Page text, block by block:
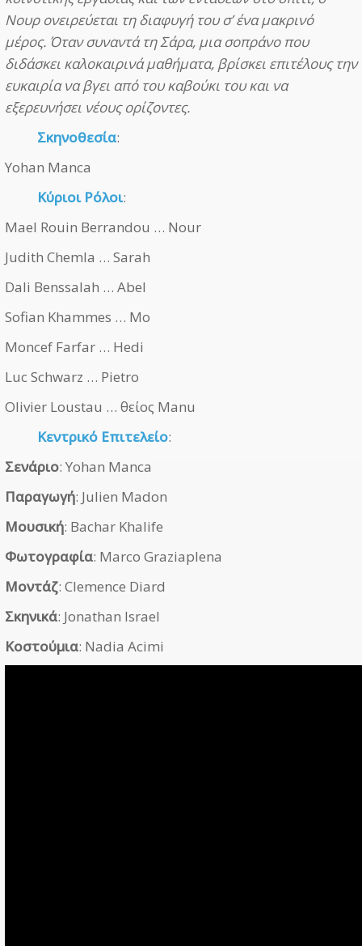
Νουρ ονειρεύεται τη διαφυγή του σ’ ένα μακρινό
μέρος. Όταν συναντά τη Σάρα, μια σοπράνο που
διδάσκει καλοκαιρινά μαθήματα, βρίσκει επιτέλους την
ευκαιρία να βγει από του καβούκι του και να
εξερευνήσει νέους ορίζοντες.
Σκηνοθεσία:
Yohan Manca
Κύριοι Ρόλοι:
Mael Rouin Berrandou … Nour
Judith Chemla … Sarah
Dali Benssalah … Abel
Sofian Khammes … Mo
Moncef Farfar … Hedi
Luc Schwarz … Pietro
Olivier Loustau … θείος Manu
Κεντρικό Επιτελείο:
Σενάριο: Yohan Manca
Παραγωγή: Julien Madon
Μουσική: Bachar Khalife
Φωτογραφία: Marco Graziaplena
Μοντάζ: Clemence Diard
Σκηνικά: Jonathan Israel
Κοστούμια: Nadia Acimi